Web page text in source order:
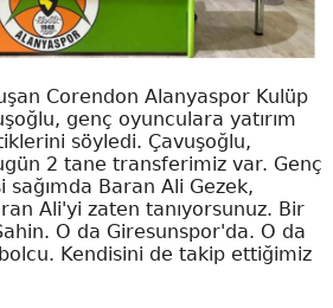
Corendon Alanyaspor Kulüp
genç oyunculara yatırım
söyledi. Çavuşoğlu,
2 tane transferimiz var. Genç
Baran Ali Gezek,
Ali'yi zaten tanıyorsunuz. Bir
O da Giresunspor'da. O da
Kendisini de takip ettiğimiz